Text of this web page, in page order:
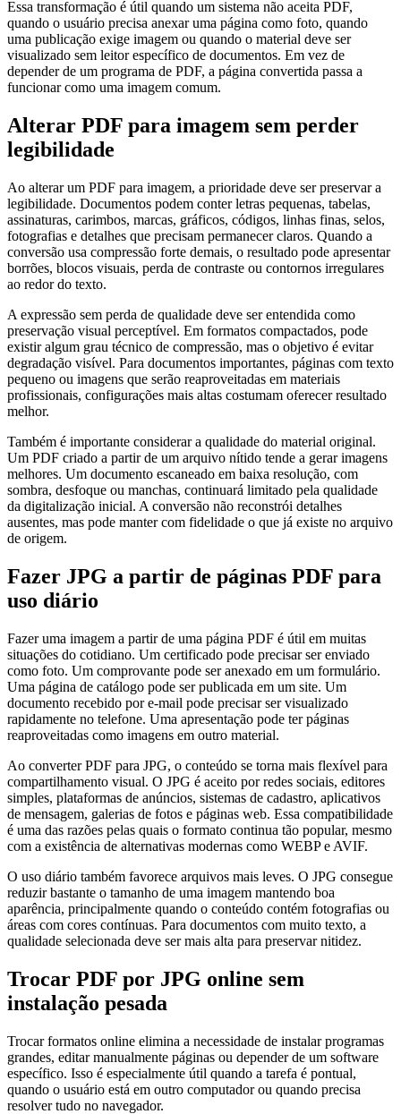
Essa transformação é útil quando um sistema não aceita PDF,
quando o usuário precisa anexar uma página como foto, quando
uma publicação exige imagem ou quando o material deve ser
visualizado sem leitor específico de documentos. Em vez de
depender de um programa de PDF, a página convertida passa a
funcionar como uma imagem comum.
Alterar PDF para imagem sem perder
legibilidade
Ao alterar um PDF para imagem, a prioridade deve ser preservar a
legibilidade. Documentos podem conter letras pequenas, tabelas,
assinaturas, carimbos, marcas, gráficos, códigos, linhas finas, selos,
fotografias e detalhes que precisam permanecer claros. Quando a
conversão usa compressão forte demais, o resultado pode apresentar
borrões, blocos visuais, perda de contraste ou contornos irregulares
ao redor do texto.
A expressão sem perda de qualidade deve ser entendida como
preservação visual perceptível. Em formatos compactados, pode
existir algum grau técnico de compressão, mas o objetivo é evitar
degradação visível. Para documentos importantes, páginas com texto
pequeno ou imagens que serão reaproveitadas em materiais
profissionais, configurações mais altas costumam oferecer resultado
melhor.
Também é importante considerar a qualidade do material original.
Um PDF criado a partir de um arquivo nítido tende a gerar imagens
melhores. Um documento escaneado em baixa resolução, com
sombra, desfoque ou manchas, continuará limitado pela qualidade
da digitalização inicial. A conversão não reconstrói detalhes
ausentes, mas pode manter com fidelidade o que já existe no arquivo
de origem.
Fazer JPG a partir de páginas PDF para
uso diário
Fazer uma imagem a partir de uma página PDF é útil em muitas
situações do cotidiano. Um certificado pode precisar ser enviado
como foto. Um comprovante pode ser anexado em um formulário.
Uma página de catálogo pode ser publicada em um site. Um
documento recebido por e-mail pode precisar ser visualizado
rapidamente no telefone. Uma apresentação pode ter páginas
reaproveitadas como imagens em outro material.
Ao converter PDF para JPG, o conteúdo se torna mais flexível para
compartilhamento visual. O JPG é aceito por redes sociais, editores
simples, plataformas de anúncios, sistemas de cadastro, aplicativos
de mensagem, galerias de fotos e páginas web. Essa compatibilidade
é uma das razões pelas quais o formato continua tão popular, mesmo
com a existência de alternativas modernas como WEBP e AVIF.
O uso diário também favorece arquivos mais leves. O JPG consegue
reduzir bastante o tamanho de uma imagem mantendo boa
aparência, principalmente quando o conteúdo contém fotografias ou
áreas com cores contínuas. Para documentos com muito texto, a
qualidade selecionada deve ser mais alta para preservar nitidez.
Trocar PDF por JPG online sem
instalação pesada
Trocar formatos online elimina a necessidade de instalar programas
grandes, editar manualmente páginas ou depender de um software
específico. Isso é especialmente útil quando a tarefa é pontual,
quando o usuário está em outro computador ou quando precisa
resolver tudo no navegador.